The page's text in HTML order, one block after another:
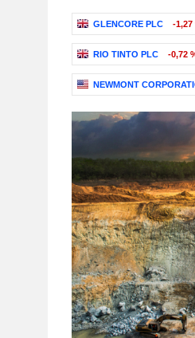
GLENCORE PLC -1,27
RIO TINTO PLC -0,72
NEWMONT